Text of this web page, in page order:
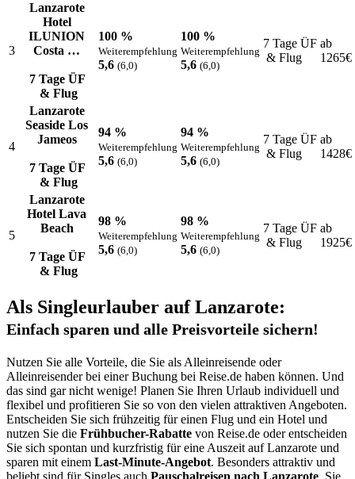
3
Lanzarote
Hotel
ILUNION
Costa …
7 Tage ÜF
& Flug
100 %
Weiterempfehlung
5,6 (6,0)
100 %
Weiterempfehlung
5,6 (6,0)
7 Tage ÜF
& Flug
ab
1265€
4
Lanzarote
Seaside Los
Jameos
7 Tage ÜF
& Flug
94 %
Weiterempfehlung
5,6 (6,0)
94 %
Weiterempfehlung
5,6 (6,0)
7 Tage ÜF
& Flug
ab
1428€
5
Lanzarote
Hotel Lava
Beach
7 Tage ÜF
& Flug
98 %
Weiterempfehlung
5,6 (6,0)
98 %
Weiterempfehlung
5,6 (6,0)
7 Tage ÜF
& Flug
ab
1925€
Als Singleurlauber auf Lanzarote:
Einfach sparen und alle Preisvorteile sichern!
Nutzen Sie alle Vorteile, die Sie als Alleinreisende oder
Alleinreisender bei einer Buchung bei Reise.de haben können. Und
das sind gar nicht wenige! Planen Sie Ihren Urlaub individuell und
flexibel und profitieren Sie so von den vielen attraktiven Angeboten.
Entscheiden Sie sich frühzeitig für einen Flug und ein Hotel und
nutzen Sie die Frühbucher-Rabatte von Reise.de oder entscheiden
Sie sich spontan und kurzfristig für eine Auszeit auf Lanzarote und
sparen mit einem Last-Minute-Angebot. Besonders attraktiv und